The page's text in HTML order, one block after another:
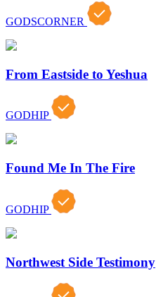
GODSCORNER
From Eastside to Yeshua
GODHIP
Found Me In The Fire
GODHIP
Northwest Side Testimony